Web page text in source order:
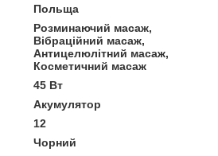
Польща
Розминаючий масаж,
Вібраційний масаж,
Антицелюлітний масаж,
Косметичний масаж
45 Вт
Акумулятор
12
Чорний